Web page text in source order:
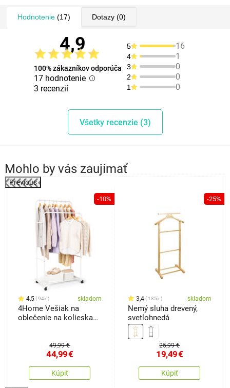
Hodnotenie(17) Dotazy(0)
4,9
100% zákazníkov odporúča
17 hodnotenie
3 recenzií
5 16
4 1
3 0
2 0
1 0
Všetky recenzie (3)
Mohlo by vás zaujímať
Previous
-10%
4,5 94x skladom
4Home Vešiak na
oblečenie na kolieskach
49,99 €
44,99€
Kúpiť
-25%
3,4 185x skladom
Nemý sluha drevený,
svetlohnedá
25,99 €
19,49€
Kúpiť